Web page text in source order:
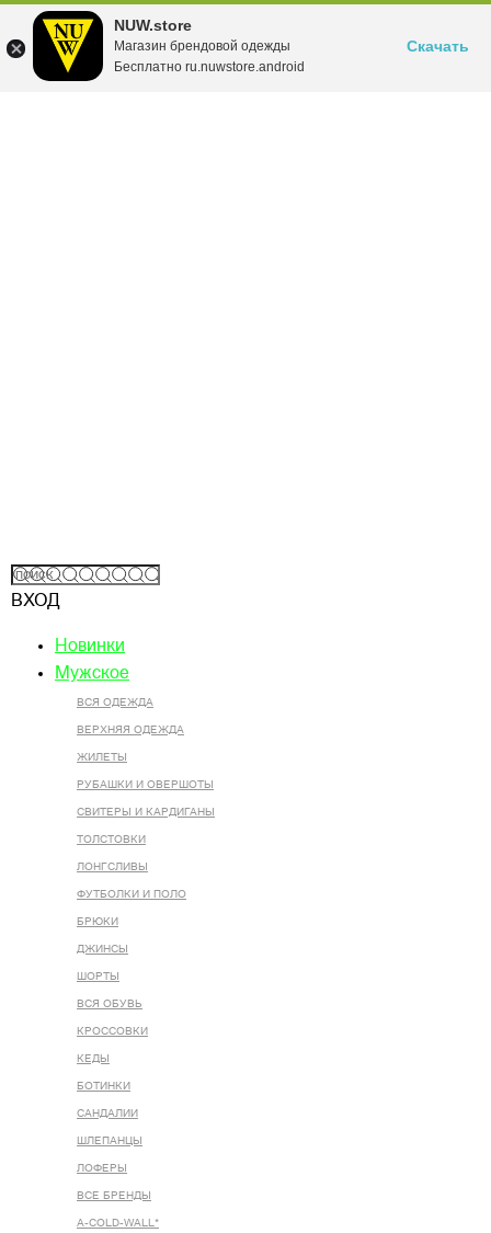
NUW.store
Магазин брендовой одежды
Бесплатно ru.nuwstore.android
Скачать
ВХОД
Новинки
Мужское
ВСЯ ОДЕЖДА
ВЕРХНЯЯ ОДЕЖДА
ЖИЛЕТЫ
РУБАШКИ И ОВЕРШОТЫ
СВИТЕРЫ И КАРДИГАНЫ
ТОЛСТОВКИ
ЛОНГСЛИВЫ
ФУТБОЛКИ И ПОЛО
БРЮКИ
ДЖИНСЫ
ШОРТЫ
ВСЯ ОБУВЬ
КРОССОВКИ
КЕДЫ
БОТИНКИ
САНДАЛИИ
ШЛЕПАНЦЫ
ЛОФЕРЫ
ВСЕ БРЕНДЫ
A-COLD-WALL*